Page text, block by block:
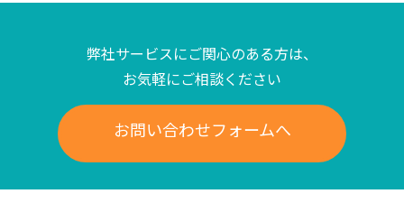
弊社サービスにご関心のある方は、
お気軽にご相談ください
お問い合わせフォームへ